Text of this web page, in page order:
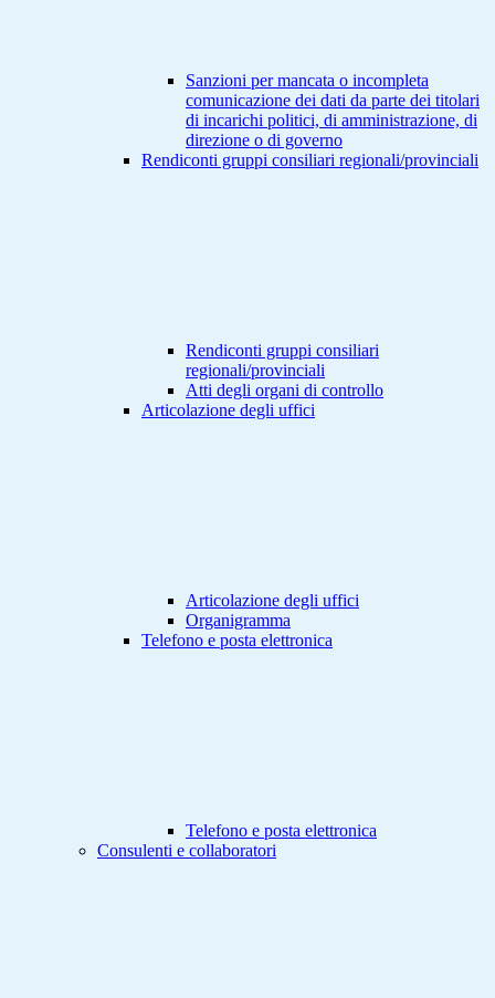
Sanzioni per mancata o incompleta
comunicazione dei dati da parte dei titolari
di incarichi politici, di amministrazione, di
direzione o di governo
Rendiconti gruppi consiliari regionali/provinciali
Rendiconti gruppi consiliari
regionali/provinciali
Atti degli organi di controllo
Articolazione degli uffici
Articolazione degli uffici
Organigramma
Telefono e posta elettronica
Telefono e posta elettronica
Consulenti e collaboratori